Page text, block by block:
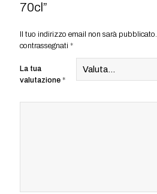
70cl”
Il tuo indirizzo email non sarà pubblicato.
contrassegnati *
La tua
valutazione *